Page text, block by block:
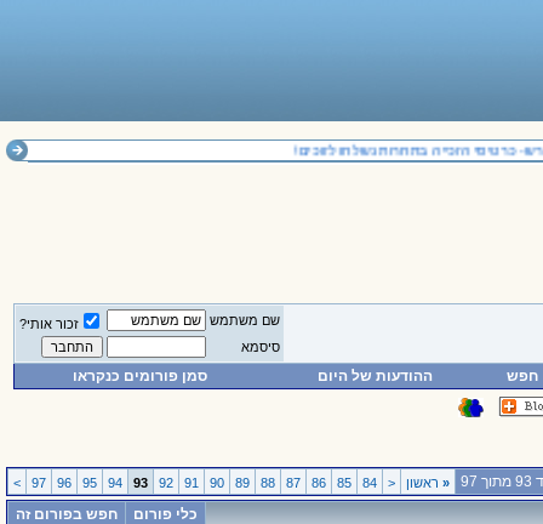
כרטיסי הזכייה בתחרות נשלחו לזוכים!
שם משתמש
זכור אותי?
סיסמא
חפש ההודעות של היום סמן פורומים כנקראו
97
«ראשון <
84
85
86
87
88
89
90
91
92
93
94
95
96
97
>
כלי פורום
חפש בפורום זה